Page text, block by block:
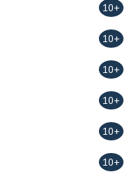
10+
10+
10+
10+
10+
10+